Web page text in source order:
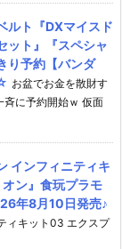
ルト『DXマイスド
ット』『スペシャ
り予約【バンダ
お盆でお金を散財す
斉に予約開始ｗ 仮面
インフィニティキ
ン』食玩プラモ
年8月10日発売♪
ィキット03 エクスプ